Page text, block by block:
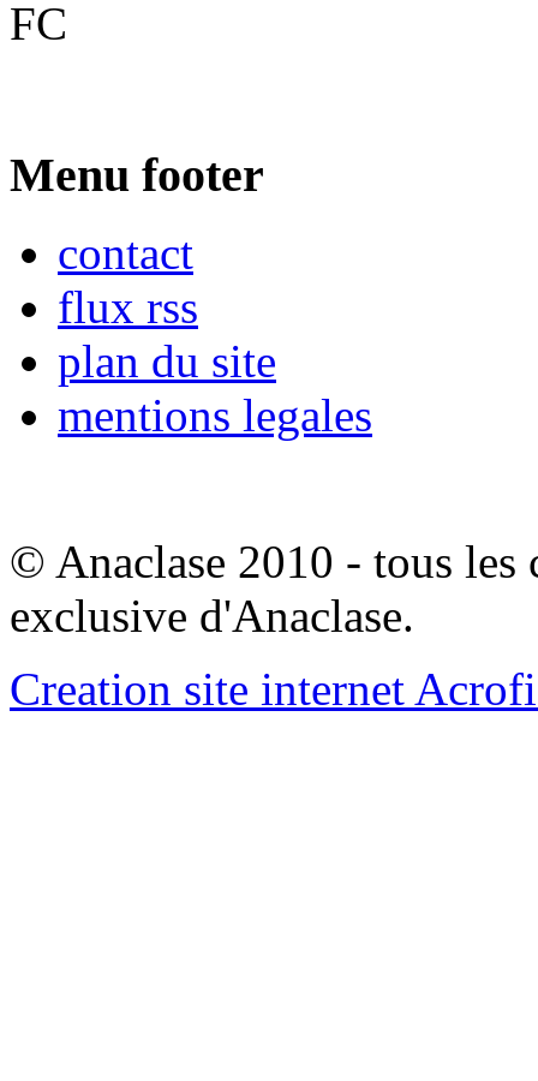
FC
Menu footer
contact
flux rss
plan du site
mentions legales
© Anaclase 2010 - tous les
exclusive d'Anaclase.
Creation site internet